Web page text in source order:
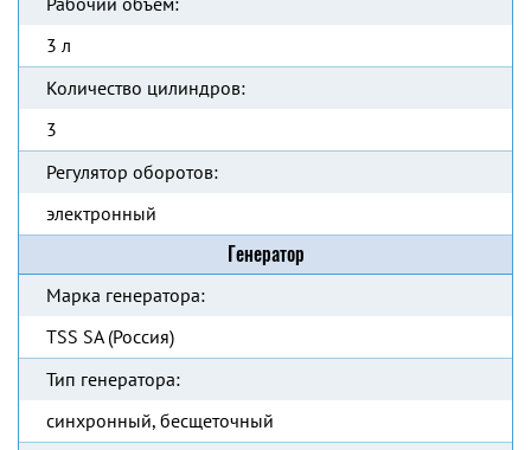
3 л
Количество цилиндров:
3
Регулятор оборотов:
электронный
Генератор
Марка генератора:
TSS SA (Россия)
Тип генератора:
синхронный, бесщеточный